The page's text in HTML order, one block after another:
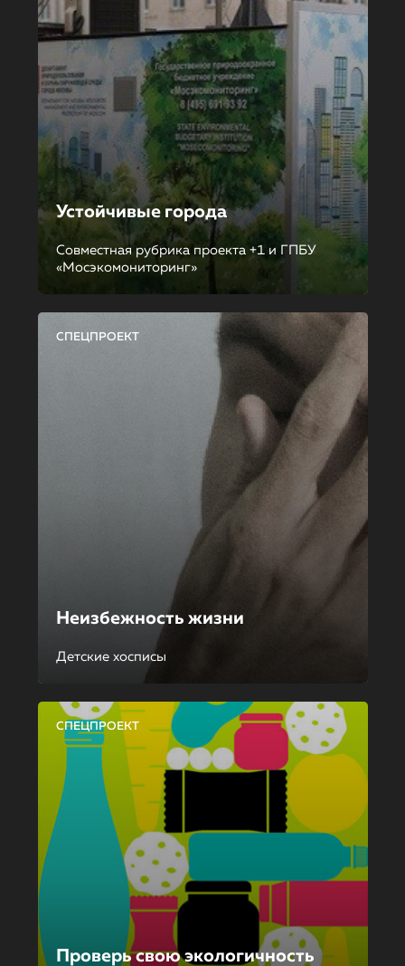
Устойчивые города
Совместная рубрика проекта +1 и ГПБУ
«Мосэкомониторинг»
СПЕЦПРОЕКТ
Неизбежность жизни
Детские хосписы
СПЕЦПРОЕКТ
Проверь свою экологичность